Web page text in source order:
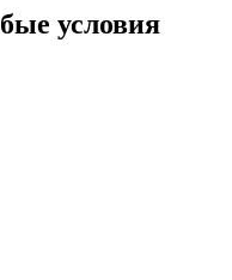
условия